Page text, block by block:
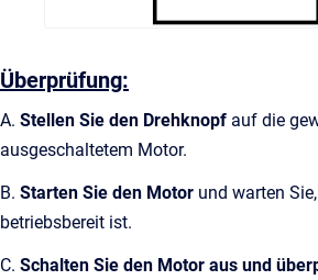
Überprüfung:
A. Stellen Sie den Drehknopf auf die
ausgeschaltetem Motor.
B. Starten Sie den Motor und warten
betriebsbereit ist.
C. Schalten Sie den Motor aus und